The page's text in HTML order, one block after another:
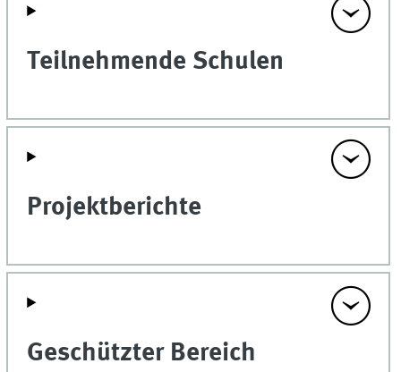
Teilnehmende Schulen
Projektberichte
Geschützter Bereich